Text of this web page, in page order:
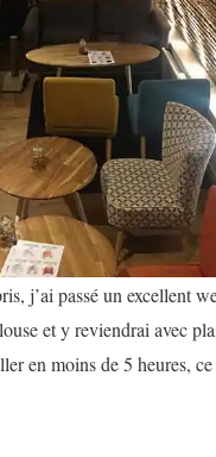
j’ai passé un excellent
et y reviendrai avec
en moins de 5 heures,